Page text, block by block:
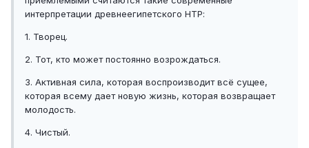
интерпретации древнеегипетского НТР:
1. Творец.
2. Тот, кто может постоянно возрождаться.
3. Активная сила, которая воспроизводит всё сущее,
которая всему дает новую жизнь, которая возвращает
молодость.
4. Чистый.